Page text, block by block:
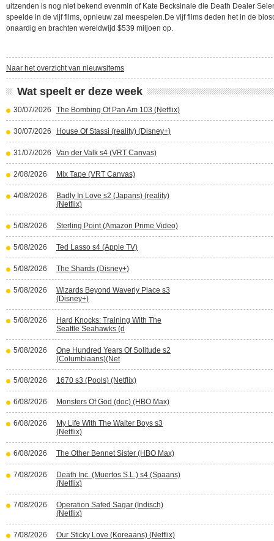
uitzenden is nog niet bekend evenmin of Kate Becksinale die Death Dealer
speelde in de vijf films, opnieuw zal meespelen.De vijf films deden het in de
onaardig en brachten wereldwijd $539 miljoen op.
Naar het overzicht van nieuwsitems
Wat speelt er deze week
30/07/2026 The Bombing Of Pan Am 103 (Netflix)
30/07/2026 House Of Stassi (reality) (Disney+)
31/07/2026 Van der Valk s4 (VRT Canvas)
2/08/2026 Mix Tape (VRT Canvas)
4/08/2026
Badly In Love s2 (Japans) (reality)
(Netflix)
5/08/2026 Sterling Point (Amazon Prime Video)
5/08/2026 Ted Lasso s4 (Apple TV)
5/08/2026 The Shards (Disney+)
5/08/2026
Wizards Beyond Waverly Place s3
(Disney+)
5/08/2026
Hard Knocks: Training With The
Seattle Seahawks (d
5/08/2026
One Hundred Years Of Solitude s2
(Columbiaans)(Net
5/08/2026 1670 s3 (Pools) (Netflix)
6/08/2026 Monsters Of God (doc) (HBO Max)
6/08/2026
My Life With The Walter Boys s3
(Netflix)
6/08/2026 The Other Bennet Sister (HBO Max)
7/08/2026
Death Inc. (Muertos S.L.) s4 (Spaans)
(Netflix)
7/08/2026
Operation Safed Sagar (Indisch)
(Netflix)
7/08/2026 Our Sticky Love (Koreaans) (Netflix)